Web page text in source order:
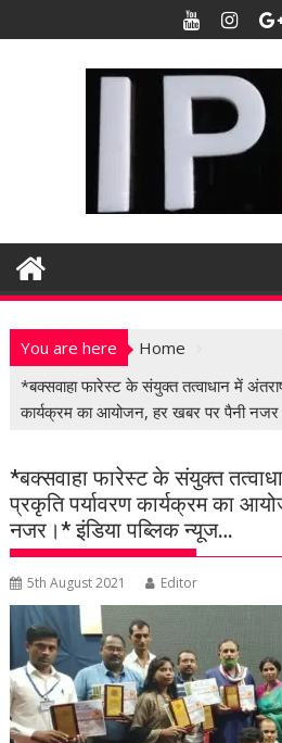
k
t
n
You are here
Home
*बक्सवाहा फारेस्ट के संयुक्त तत्वाधान में
कार्यक्रम का आयोजन, हर खबर पर पैनी
*बक्सवाहा फारेस्ट के संयुक्त
प्रकृति पर्यावरण कार्यक्रम का
नजर।* इंडिया पब्लिक न्यूज…
5th August 2021 Editor